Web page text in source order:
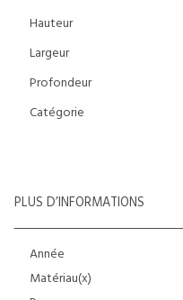
Hauteur
Largeur
Profondeur
Catégorie
PLUS D’INFORMATIONS
Année
Matériau(x)